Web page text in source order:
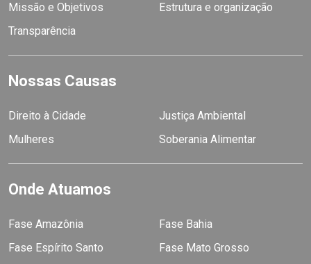
Missão e Objetivos
Estrutura e organização
Transparência
Nossas Causas
Direito à Cidade
Justiça Ambiental
Mulheres
Soberania Alimentar
Onde Atuamos
Fase Amazônia
Fase Bahia
Fase Espírito Santo
Fase Mato Grosso